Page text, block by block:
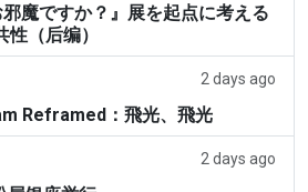
魔ですか？』展を起点に考える
（后编）
2 days ago
Reframed：飛光、飛光
2 days ago